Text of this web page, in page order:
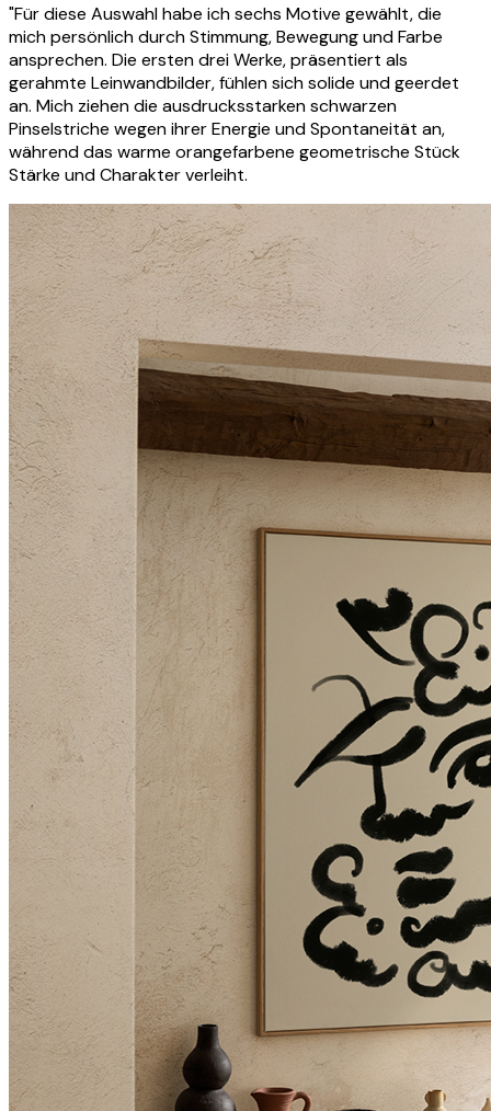
"Für diese Auswahl habe ich sechs Motive gewählt, die
mich persönlich durch Stimmung, Bewegung und Farbe
ansprechen. Die ersten drei Werke, präsentiert als
gerahmte Leinwandbilder, fühlen sich solide und geerdet
an. Mich ziehen die ausdrucksstarken schwarzen
Pinselstriche wegen ihrer Energie und Spontaneität an,
während das warme orangefarbene geometrische Stück
Stärke und Charakter verleiht.